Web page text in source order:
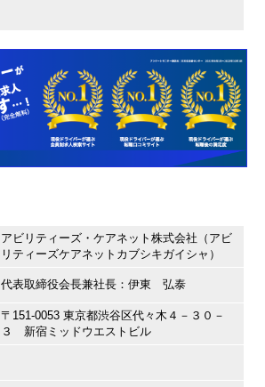
アビリティーズ・ケアネット株式会社（アビ
リティーズケアネットカブシキガイシャ）
代表取締役会長兼社長：伊東 弘泰
〒151-0053 東京都渋谷区代々木４－３０－
３ 新宿ミッドウエストビル